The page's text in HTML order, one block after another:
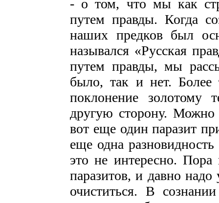
- о том, что мы как
путем правды. Когда
наших предков был
назывался «Русская
путем правды, мы
было, так и нет. Более
поклонение золотому
другую сторону. Можно
вот еще один паразит
еще одна
это не интересно. Пора
паразитов, и давно
очиститься. В